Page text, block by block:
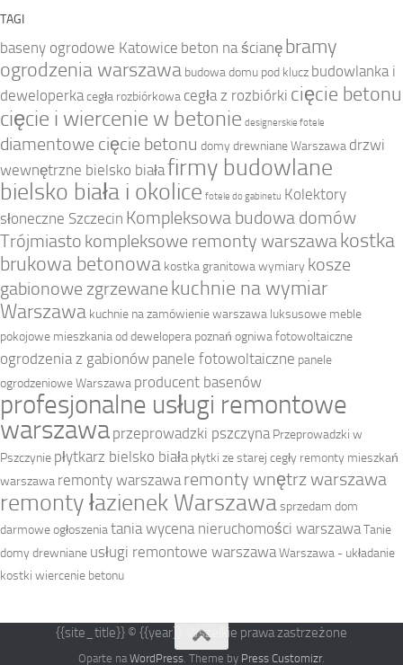
TAGI
baseny ogrodowe Katowice beton na ścianę bramy
ogrodzenia warszawa budowa domu pod klucz budowlanka i
deweloperkacegła rozbiórkowa cegła z rozbiórki cięcie betonu
cięcie i wiercenie w betonie designerskie fotele
diamentowe cięcie betonu domy drewniane Warszawa drzwi
wewnętrzne bielsko białafirmy budowlane
bielsko biała i okolice fotele do gabinetu Kolektory
słoneczne Szczecin Kompleksowa budowa domów
Trójmiasto kompleksowe remonty warszawa kostka
brukowa betonowa kostka granitowa wymiary kosze
gabionowe zgrzewane kuchnie na wymiar
Warszawa kuchnie na zamówienie warszawa luksusowe meble
pokojowe mieszkania od dewelopera poznań ogniwa fotowoltaiczne
ogrodzenia z gabionów panele fotowoltaiczne panele
ogrodzeniowe Warszawa producent basenów
profesjonalne usługi remontowe
warszawa przeprowadzki pszczyna Przeprowadzki w
Pszczynie płytkarz bielsko biała płytki ze starej cegły remonty mieszkań
warszawa remonty warszawa remonty wnętrz warszawa
remonty łazienek Warszawasprzedam dom
darmowe ogłoszeniatania wycena nieruchomości warszawaTanie
domy drewniane usługi remontowe warszawaWarszawa - układanie
kostki wiercenie betonu
{{site_title}} © {{year}}. Wszelkie prawa zastrzeżone
Oparte na WordPress . Theme by Press Customizr.